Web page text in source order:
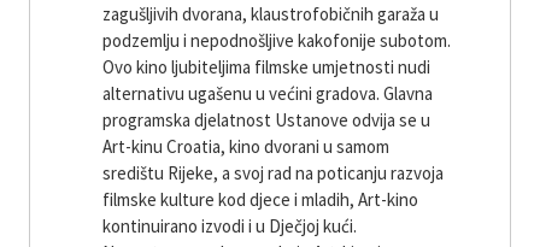
zagušljivih dvorana, klaustrofobičnih garaža u
podzemlju i nepodnošljive kakofonije subotom.
Ovo kino ljubiteljima filmske umjetnosti nudi
alternativu ugašenu u većini gradova. Glavna
programska djelatnost Ustanove odvija se u
Art-kinu Croatia, kino dvorani u samom
središtu Rijeke, a svoj rad na poticanju razvoja
filmske kulture kod djece i mladih, Art-kino
kontinuirano izvodi i u Dječjoj kući.